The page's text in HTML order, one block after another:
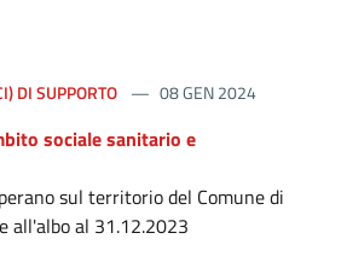
DI SUPPORTO 08 GEN 2024
sociale sanitario e
sul territorio del Comune di
all'albo al 31.12.2023